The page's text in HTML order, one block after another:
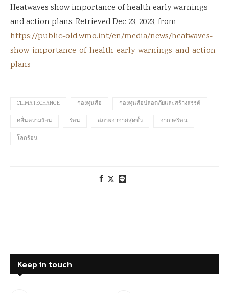
Heatwaves show importance of health early warnings
and action plans. Retrieved Dec 23, 2023, from
https://public-old.wmo.int/en/media/news/heatwaves-
show-importance-of-health-early-warnings-and-action-
plans
CLIMATECHANGE กองทุนสื่อ กองทุนสื่อปลอดภัยและสร้างสรรค์
คลื่นความร้อน ร้อน สภาพอากาศสุดขั้ว อากาศร้อน
โลกร้อน
Keep in touch